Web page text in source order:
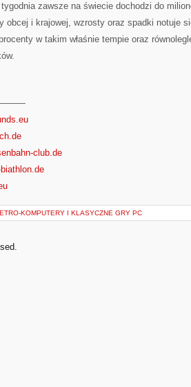
zawsze na świecie dochodzi do
obcej i krajowej, wzrosty oraz spadki notuje
w takim właśnie tempie oraz
club.de
KOMPUTERY I KLASYCZNE GRY PC